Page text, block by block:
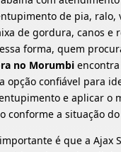
de pia, ralo,
de gordura, canos e
forma, quem
no Morumbiencontra
opção confiável para
e aplicar o
conforme a situação
é que a Ajax